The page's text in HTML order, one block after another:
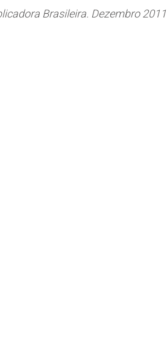
Brasileira. Dezembro 2011